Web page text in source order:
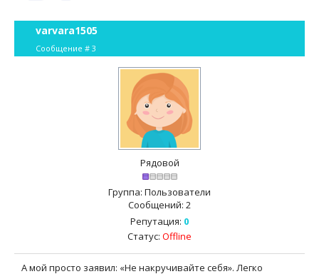
varvara1505
Сообщение # 3
Рядовой
Группа: Пользователи
Сообщений: 2
Репутация: 0
Статус: Offline
А мой просто заявил: «Не накручивайте себя». Легко